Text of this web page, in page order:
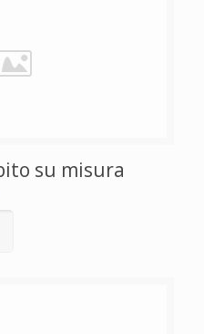
su misura